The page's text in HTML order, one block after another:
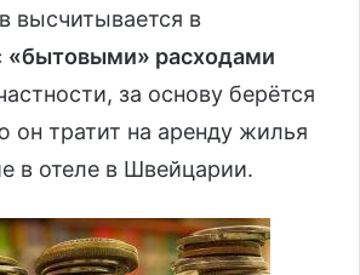
высчитывается в
«бытовыми» расходами
за основу берётся
он тратит на аренду жилья
в отеле в Швейцарии.